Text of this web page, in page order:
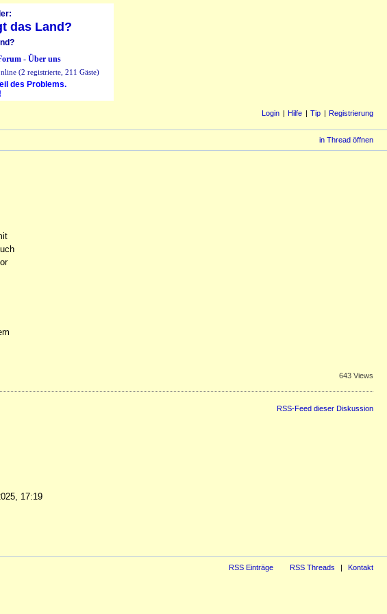
das Land?
- Über uns
(2 registrierte, 211 Gäste)
des Problems.
Login Hilfe Tip Registrierung
in Thread öffnen
643 Views
RSS-Feed dieser Diskussion
17:19
RSS Einträge RSS Threads Kontakt